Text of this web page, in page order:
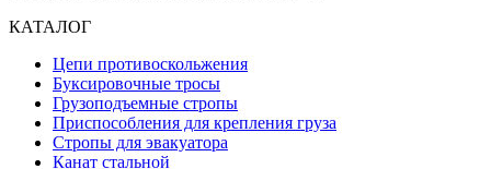
КАТАЛОГ
Цепи противоскольжения
Буксировочные тросы
Грузоподъемные стропы
Приспособления для крепления груза
Стропы для эвакуатора
Канат стальной